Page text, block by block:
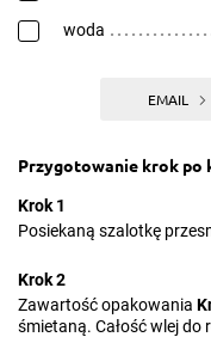
woda
EMAIL
Przygotowanie krok po
Krok 1
Posiekaną szalotkę
Krok 2
Zawartość opakowania
śmietaną. Całość wlej do